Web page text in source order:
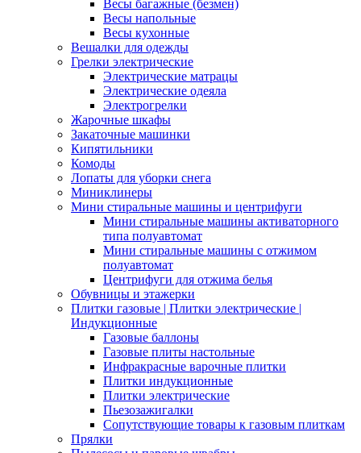
Весы багажные (безмен)
Весы напольные
Весы кухонные
Вешалки для одежды
Грелки электрические
Электрические матрацы
Электрические одеяла
Электрогрелки
Жарочные шкафы
Закаточные машинки
Кипятильники
Комоды
Лопаты для уборки снега
Миниклинеры
Мини стиральные машины и центрифуги
Мини стиральные машины активаторного
типа полуавтомат
Мини стиральные машины с отжимом
полуавтомат
Центрифуги для отжима белья
Обувницы и этажерки
Плитки газовые | Плитки электрические |
Индукционные
Газовые баллоны
Газовые плиты настольные
Инфракрасные варочные плитки
Плитки индукционные
Плитки электрические
Пьезозажигалки
Сопутствующие товары к газовым плиткам
Прялки